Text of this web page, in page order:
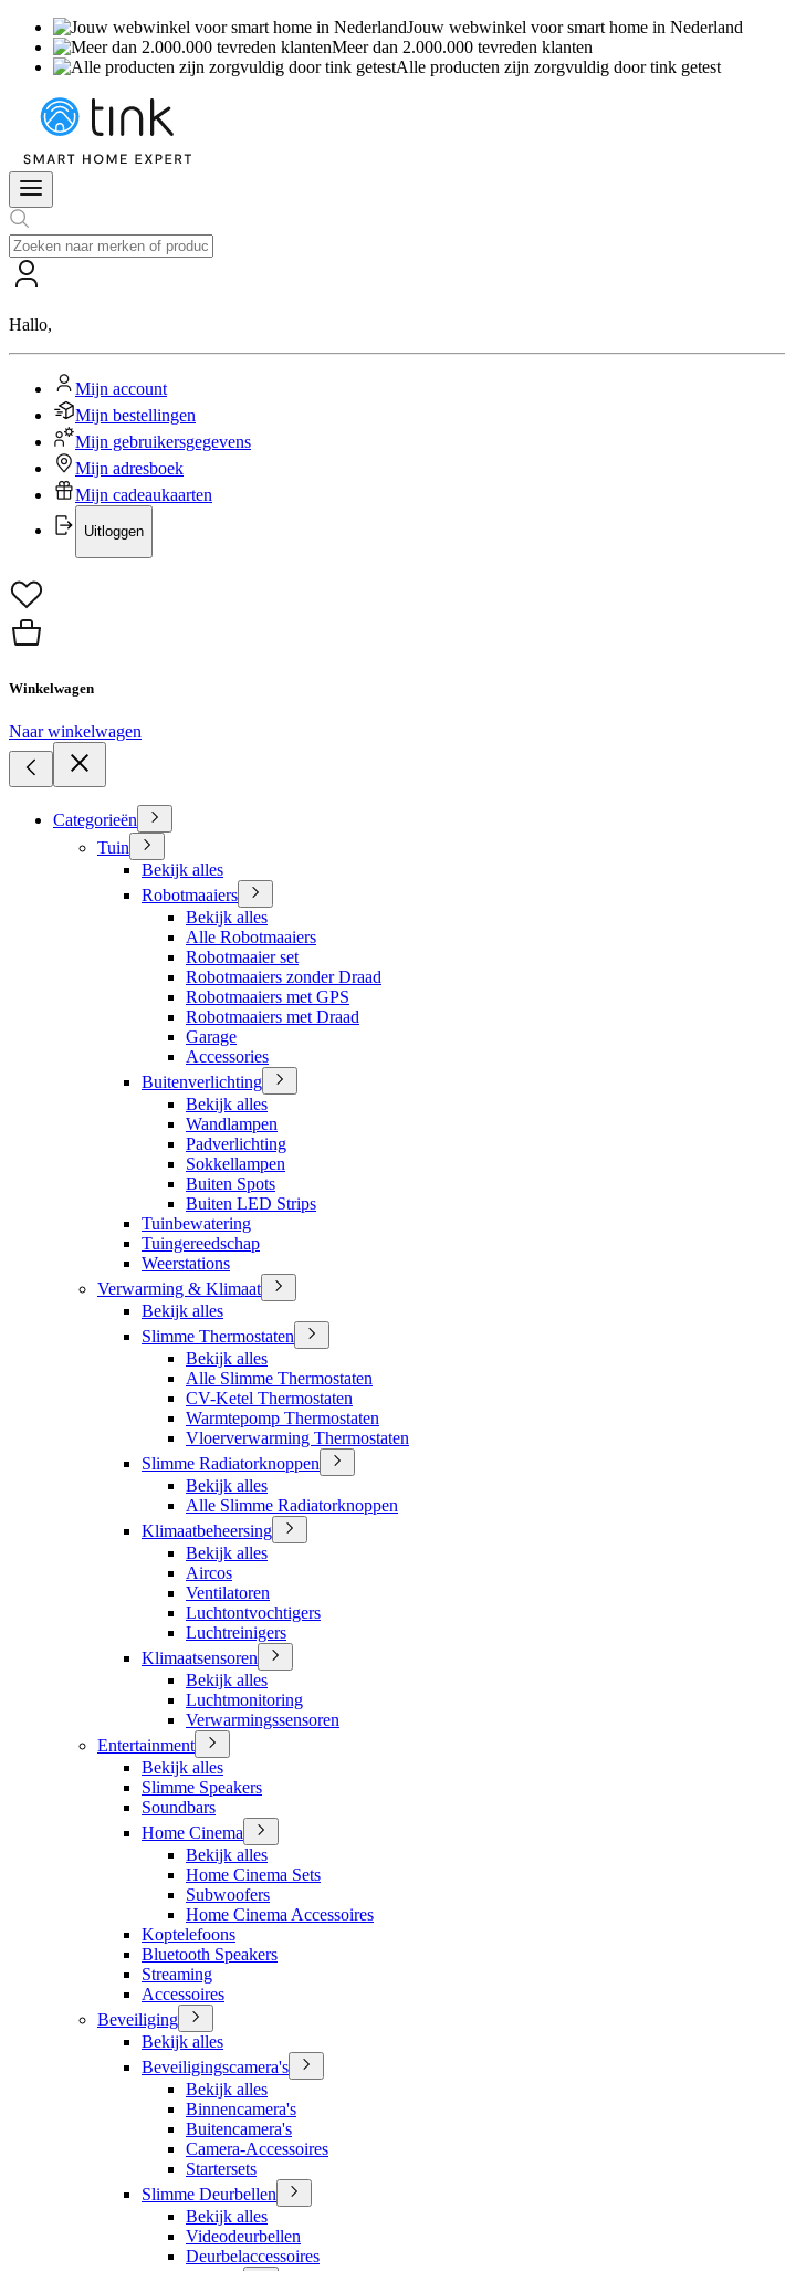
Jouw webwinkel voor smart home in Nederland
Meer dan 2.000.000 tevreden klanten
Alle producten zijn zorgvuldig door tink getest
Hallo,
Mijn account
Mijn bestellingen
Mijn gebruikersgegevens
Mijn adresboek
Mijn cadeaukaarten
Uitloggen
Winkelwagen
Naar winkelwagen
Categorieën
Tuin
Bekijk alles
Robotmaaiers
Bekijk alles
Alle Robotmaaiers
Robotmaaier set
Robotmaaiers zonder Draad
Robotmaaiers met GPS
Robotmaaiers met Draad
Garage
Accessories
Buitenverlichting
Bekijk alles
Wandlampen
Padverlichting
Sokkellampen
Buiten Spots
Buiten LED Strips
Tuinbewatering
Tuingereedschap
Weerstations
Verwarming & Klimaat
Bekijk alles
Slimme Thermostaten
Bekijk alles
Alle Slimme Thermostaten
CV-Ketel Thermostaten
Warmtepomp Thermostaten
Vloerverwarming Thermostaten
Slimme Radiatorknoppen
Bekijk alles
Alle Slimme Radiatorknoppen
Klimaatbeheersing
Bekijk alles
Aircos
Ventilatoren
Luchtontvochtigers
Luchtreinigers
Klimaatsensoren
Bekijk alles
Luchtmonitoring
Verwarmingssensoren
Entertainment
Bekijk alles
Slimme Speakers
Soundbars
Home Cinema
Bekijk alles
Home Cinema Sets
Subwoofers
Home Cinema Accessoires
Koptelefoons
Bluetooth Speakers
Streaming
Accessoires
Beveiliging
Bekijk alles
Beveiligingscamera's
Bekijk alles
Binnencamera's
Buitencamera's
Camera-Accessoires
Startersets
Slimme Deurbellen
Bekijk alles
Videodeurbellen
Deurbelaccessoires